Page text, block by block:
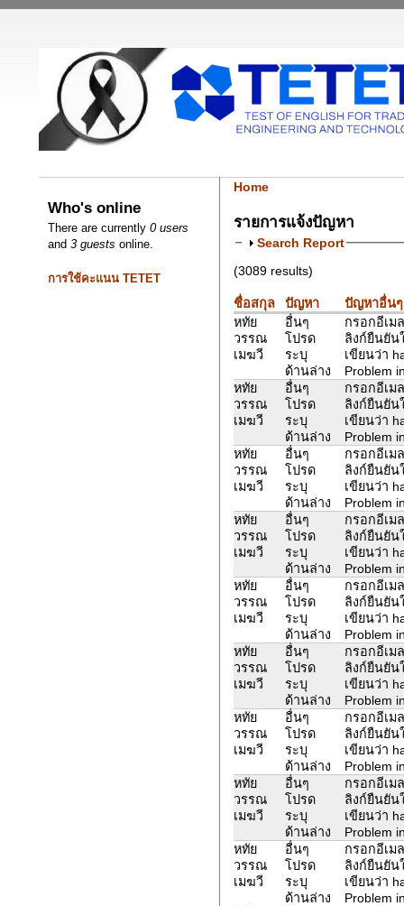
Who's online
There are currently0 users
and3 guests online.
การใช้คะแนน TETET
Home
รายการแจ้งปัญหา
Search Report
(3089 results)
ชื่อสกุล ปัญหา
ปัญหาอื่นๆ
หทัย
วรรณ
เมฆวี
อื่นๆ
โปรด
ระบุ
ด้านล่าง
กรอกอีเม
ลิงก์ยืนยัน
เขียนว่า
Problem
หทัย
วรรณ
เมฆวี
อื่นๆ
โปรด
ระบุ
ด้านล่าง
กรอกอีเม
ลิงก์ยืนยัน
เขียนว่า
Problem
หทัย
วรรณ
เมฆวี
อื่นๆ
โปรด
ระบุ
ด้านล่าง
กรอกอีเม
ลิงก์ยืนยัน
เขียนว่า
Problem
หทัย
วรรณ
เมฆวี
อื่นๆ
โปรด
ระบุ
ด้านล่าง
กรอกอีเม
ลิงก์ยืนยัน
เขียนว่า
Problem
หทัย
วรรณ
เมฆวี
อื่นๆ
โปรด
ระบุ
ด้านล่าง
กรอกอีเม
ลิงก์ยืนยัน
เขียนว่า
Problem
หทัย
วรรณ
เมฆวี
อื่นๆ
โปรด
ระบุ
ด้านล่าง
กรอกอีเม
ลิงก์ยืนยัน
เขียนว่า
Problem
หทัย
วรรณ
เมฆวี
อื่นๆ
โปรด
ระบุ
ด้านล่าง
กรอกอีเม
ลิงก์ยืนยัน
เขียนว่า
Problem
หทัย
วรรณ
เมฆวี
อื่นๆ
โปรด
ระบุ
ด้านล่าง
กรอกอีเม
ลิงก์ยืนยัน
เขียนว่า
Problem
หทัย
วรรณ
เมฆวี
อื่นๆ
โปรด
ระบุ
ด้านล่าง
กรอกอีเม
ลิงก์ยืนยัน
เขียนว่า
Problem